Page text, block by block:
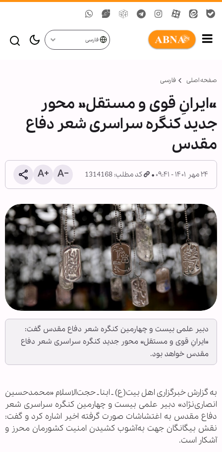
فارسی
صفحه اصلی فارسی
«ایرانِ قوی و مستقل» محور
جدید کنگره سراسری شعر دفاع
مقدس
۲۴ مهر ۱۴۰۱ - ۰۹:۴۱ کد مطلب: 1314168
دبیر علمی بیست‌ و چهارمین کنگره شعر دفاع مقدس گفت:
«ایرانِ قوی و مستقل» محور جدید کنگره سراسری شعر دفاع
مقدس خواهد بود.
به گزارش خبرگزاری اهل بیت(ع) ـ ابنا ـ حجت‌الاسلام «محمدحسین
انصاری‌نژاد» دبیر علمی بیست‌ و‌ چهارمین کنگره سراسری شعر
دفاع مقدس به اغتشاشات صورت گرفته اخیر اشاره کرد و گفت:
نقش بیگانگان جهت به‌آشوب کشیدن امنیت کشورمان محرز و
آشکار است.